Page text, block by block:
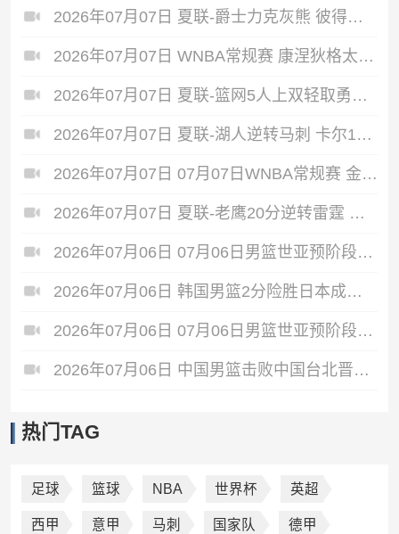
2026年07月07日 夏联-爵士力克灰熊 彼得森25+12 布泽尔18+7 科沃德23分
2026年07月07日 WNBA常规赛 康涅狄格太阳 90 - 89 明尼苏达山猫 全场集锦
2026年07月07日 夏联-篮网5人上双轻取勇士蓝 杰明23+8+5 6号秀布朗10+4
2026年07月07日 夏联-湖人逆转马刺 卡尔13分钟5分 贾科比·吉莱斯皮19分6助
2026年07月07日 07月07日WNBA常规赛 金州女武神62-49华盛顿神秘人 全场集锦
2026年07月07日 夏联-老鹰20分逆转雷霆 埃加福19+15 马拉9中3&4帽5失误
2026年07月06日 07月06日男篮世亚预阶段一 新西兰男篮 129 - 75 关岛男篮 全场集锦
2026年07月06日 韩国男篮2分险胜日本成功晋级世亚预第二阶段 中国台北淘汰
2026年07月06日 07月06日男篮世亚预阶段一 澳大利亚男篮 92 - 49 菲律宾男篮 全场集锦
2026年07月06日 中国男篮击败中国台北晋级第二阶段 赵继伟17+6 杨瀚森10+5
热门TAG
足球 篮球 NBA 世界杯 英超
西甲 意甲 马刺 国家队 德甲